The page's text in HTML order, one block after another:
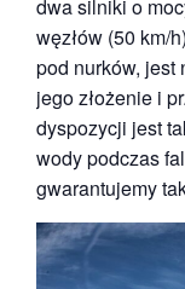
dwa silniki o
węzłów (50 km/
pod nurków, jest
jego złożenie i
dyspozycji jest
wody podczas
gwarantujemy